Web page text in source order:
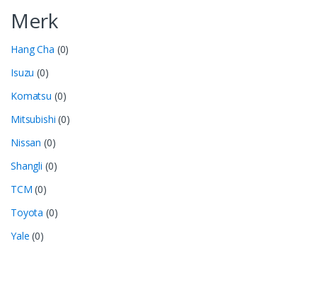
Merk
Hang Cha (0)
Isuzu (0)
Komatsu (0)
Mitsubishi (0)
Nissan (0)
Shangli (0)
TCM (0)
Toyota (0)
Yale (0)